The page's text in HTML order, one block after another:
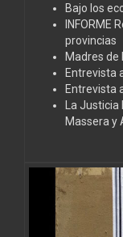
Bajo los
INFORME
provincias
Madres de
Entrevista
Entrevista
La
Massera y